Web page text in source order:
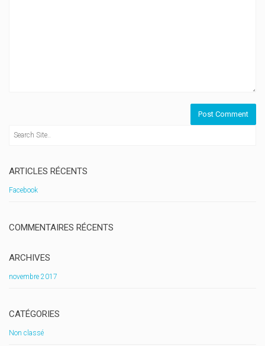
ARTICLES RÉCENTS
Facebook
COMMENTAIRES RÉCENTS
ARCHIVES
novembre 2017
CATÉGORIES
Non classé